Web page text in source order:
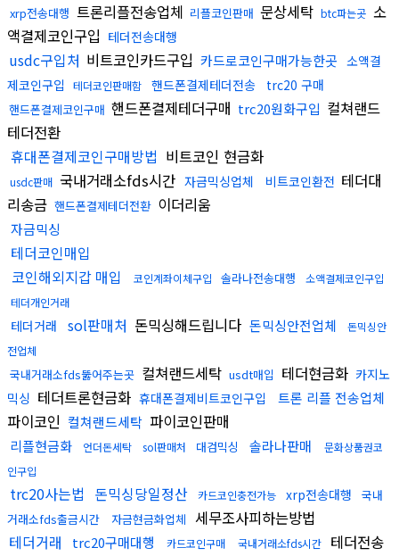
xrp전송대행 트론리플전송업체 리플코인판매 문상세탁 btc파는곳 소
액결제코인구입 테더전송대행
usdc구입처 비트코인카드구입 카드로코인구매가능한곳 소액결
제코인구입
테더코인판매함 핸드폰결제테더전송 trc20 구매
핸드폰결제코인구매 핸드폰결제테더구매 trc20원화구입 컬쳐랜드
테더전환
휴대폰결제코인구매방법 비트코인 현금화
usdc판매 국내거래소fds시간 자금믹싱업체 비트코인환전 테더대
리송금 핸드폰결제테더전환 이더리움
자금믹싱
테더코인매입
코인해외지갑 매입
코인계좌이체구입 솔라나전송대행
소액결제코인구입
테더개인거래
테더거래 sol판매처 돈믹싱해드립니다 돈믹싱안전업체
돈믹싱안
전업체
국내거래소fds뚫어주는곳 컬쳐랜드세탁 usdt매입 테더현금화 카지노
믹싱 테더트론현금화 휴대폰결제비트코인구입 트론 리플 전송업체
파이코인 컬쳐랜드세탁 파이코인판매
리플현금화 언더돈세탁 sol판매처 대검믹싱 솔라나판매
문화상품권코
인구입
trc20사는법 돈믹싱당일정산 카드코인충전가능 xrp전송대행
국내
거래소fds출금시간
자금현금화업체 세무조사피하는방법
테더거래
trc20구매대행 카드코인구매 국내거래소fds시간
테더전송